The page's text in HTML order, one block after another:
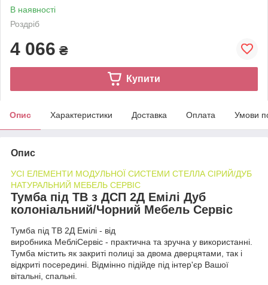
В наявності
Роздріб
4 066 ₴
Купити
Опис Характеристики Доставка Оплата Умови
Опис
УСІ ЕЛЕМЕНТИ МОДУЛЬНОЇ СИСТЕМИ СТЕЛЛА СІРИЙ/ДУБ
НАТУРАЛЬНИЙ МЕБЕЛЬ СЕРВІС
Тумба під ТВ з ДСП 2Д Емілі Дуб
колоніальний/Чорний Мебель Сервіс
Тумба під ТВ 2Д Емілі - від
виробника МебліСервіс - практична та зручна у використанні.
Тумба містить як закриті полиці за двома дверцятами, так і
відкриті посередині. Відмінно підійде під інтер'єр Вашої
вітальні, спальні.